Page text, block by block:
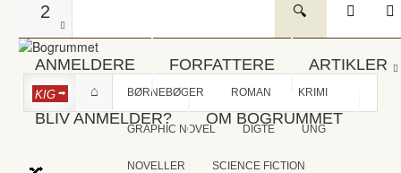
2
ANMELDERE FORFATTERE ARTIKLER
BLIV ANMELDER? OM BOGRUMMET
KIG BØRNEBØGER ROMAN KRIMI
GRAPHIC NOVEL DIGTE UNG
NOVELLER SCIENCE FICTION